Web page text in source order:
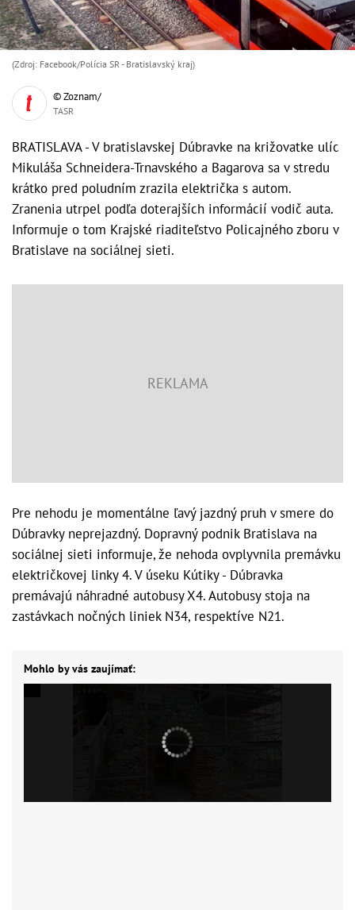
(Zdroj: Facebook/Polícia SR - Bratislavský kraj)
© Zoznam/
TASR
BRATISLAVA - V bratislavskej Dúbravke na križovatke ulíc
Mikuláša Schneidera-Trnavského a Bagarova sa v stredu
krátko pred poludním zrazila električka s autom.
Zranenia utrpel podľa doterajších informácií vodič auta.
Informuje o tom Krajské riaditeľstvo Policajného zboru v
Bratislave na sociálnej sieti.
Pre nehodu je momentálne ľavý jazdný pruh v smere do
Dúbravky neprejazdný. Dopravný podnik Bratislava na
sociálnej sieti informuje, že nehoda ovplyvnila premávku
električkovej linky 4. V úseku Kútiky - Dúbravka
premávajú náhradné autobusy X4. Autobusy stoja na
zastávkach nočných liniek N34, respektíve N21.
Mohlo by vás zaujímať: